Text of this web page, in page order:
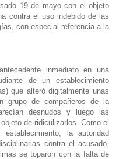
19 de mayo con el objeto
contra el uso indebido de las
con especial referencia a la
inmediato en una
de un establecimiento
que alteró digitalmente unas
grupo de compañeros de la
desnudos y luego las
de ridiculizarlos. Como el
la autoridad
contra el acusado,
se toparon con la falta de